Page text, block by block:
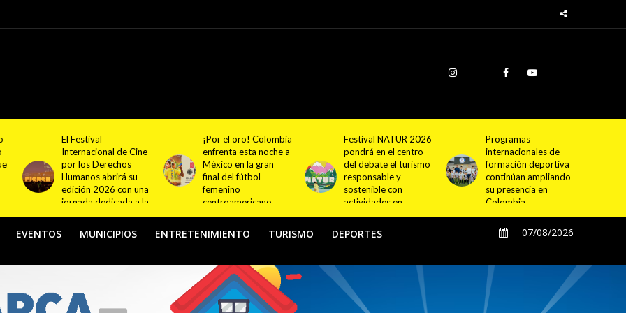
¡Por el oro! Colombia
enfrenta esta noche a
México en la gran
final del fútbol
femenino
centroamericano
Festival NATUR 2026
pondrá en el centro
del debate el turismo
responsable y
sostenible con
actividades en
Bogotá y Guasca
Programas
internacionales de
formación deportiva
continúan ampliando
su presencia en
Colombia
Cundinamarca
proyecta la
construcción de
4.000 nuevas
viviendas en 12
municipios
EVENTOS MUNICIPIOS ENTRETENIMIENTO TURISMO DEPORTES 07/08/2026